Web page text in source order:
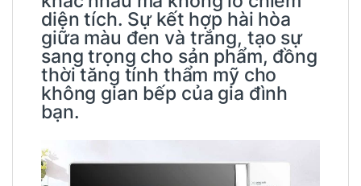
diện tích. Sự kết hợp hài hòa
giữa màu đen và trắng, tạo sự
sang trọng cho sản phẩm, đồng
thời tăng tính thẩm mỹ cho
không gian bếp của gia đình
bạn.